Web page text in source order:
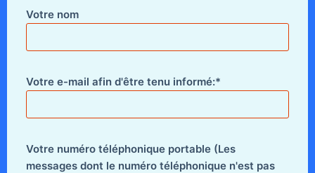
Votre nom
Votre e-mail afin d'être tenu informé:*
Votre numéro téléphonique portable (Les
messages dont le numéro téléphonique n'est pas